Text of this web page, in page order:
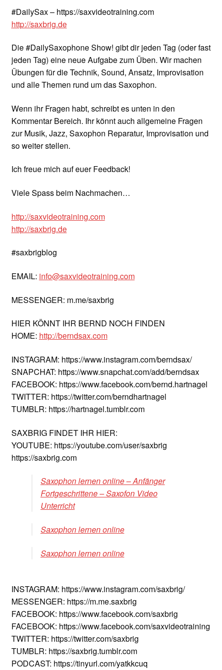
#DailySax – https://saxvideotraining.com
http://saxbrig.de
Die #DailySaxophone Show! gibt dir jeden Tag (oder fast
jeden Tag) eine neue Aufgabe zum Üben. Wir machen
Übungen für die Technik, Sound, Ansatz, Improvisation
und alle Themen rund um das Saxophon.
Wenn ihr Fragen habt, schreibt es unten in den
Kommentar Bereich. Ihr könnt auch allgemeine Fragen
zur Musik, Jazz, Saxophon Reparatur, Improvisation und
so weiter stellen.
Ich freue mich auf euer Feedback!
Viele Spass beim Nachmachen…
http://saxvideotraining.com
http://saxbrig.de
#saxbrigblog
EMAIL: info@saxvideotraining.com
MESSENGER: m.me/saxbrig
HIER KÖNNT IHR BERND NOCH FINDEN
HOME: http://berndsax.com
INSTAGRAM: https://www.instagram.com/berndsax/
SNAPCHAT: https://www.snapchat.com/add/berndsax
FACEBOOK: https://www.facebook.com/bernd.hartnagel
TWITTER: https://twitter.com/berndhartnagel
TUMBLR: https://hartnagel.tumblr.com
SAXBRIG FINDET IHR HIER:
YOUTUBE: https://youtube.com/user/saxbrig
https://saxbrig.com
Saxophon lernen online – Anfänger
Fortgeschrittene – Saxofon Video
Unterricht
Saxophon lernen online
Saxophon lernen online
INSTAGRAM: https://www.instagram.com/saxbrig/
MESSENGER: https://m.me.saxbrig
FACEBOOK: https://www.facebook.com/saxbrig
FACEBOOK: https://www.facebook.com/saxvideotraining
TWITTER: https://twitter.com/saxbrig
TUMBLR: https://saxbrig.tumblr.com
PODCAST: https://tinyurl.com/yatkkcuq